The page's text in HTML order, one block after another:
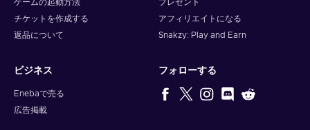
ゲームの起動方法
チケットを作成する
返品について
プレゼント
アフィリエイトになる
Snakzy: Play and Earn
ビジネス
Enebaで売る
広告掲載
フォローする